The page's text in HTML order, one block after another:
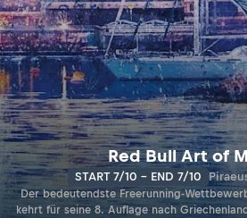
Red Bull Art of
START 7/10 - END 7/10
Der bedeutendste Freerunning-Wettbewerb, Red Bull Art of
kehrt für seine 8. Auflage nach